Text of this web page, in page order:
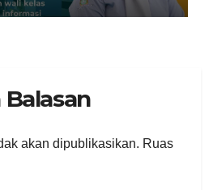
akan dipublikasikan. Ruas